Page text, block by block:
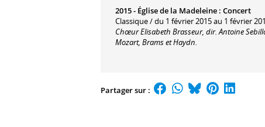
2015 - Église de la Madeleine : Concert
Classique / du 1 février 2015 au 1 février
Chœur Elisabeth Brasseur, dir. Antoine
Mozart, Brams et Haydn.
Partager sur :